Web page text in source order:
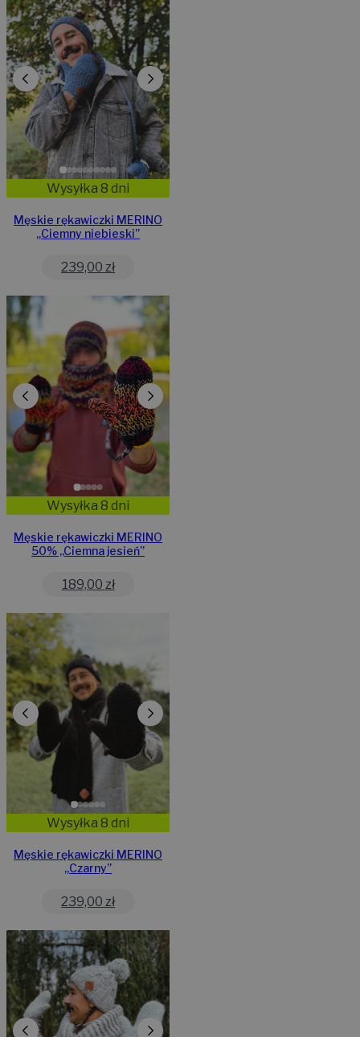
Wysyłka 8 dni
Męskie rękawiczki MERINO
„Ciemny niebieski”
239,00 zł
Wysyłka 8 dni
Męskie rękawiczki MERINO
50% ,,Ciemna jesień”
189,00 zł
Wysyłka 8 dni
Męskie rękawiczki MERINO
„Czarny”
239,00 zł